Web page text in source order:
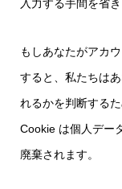
入力する手間を省
もしあなたがアカ
すると、私たちは
れるかを判断する
Cookie は個人デー
廃棄されます。